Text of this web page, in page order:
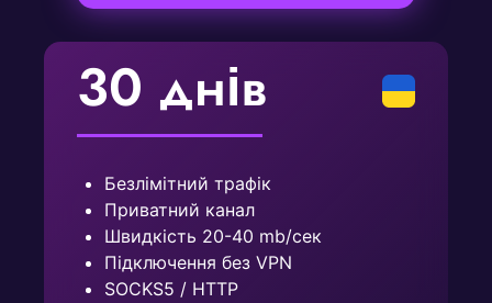
30 днів
Безлімітний трафік
Приватний канал
Швидкість 20-40 mb/сек
Підключення без VPN
SOCKS5 / HTTP